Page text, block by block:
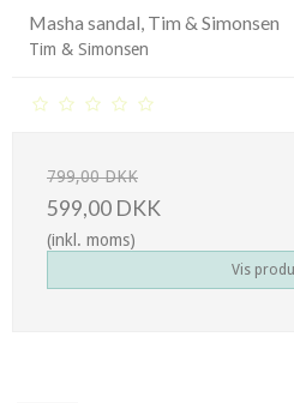
Masha sandal, Tim & Simonsen
Tim & Simonsen
799,00 DKK
599,00 DKK
(inkl. moms)
Vis